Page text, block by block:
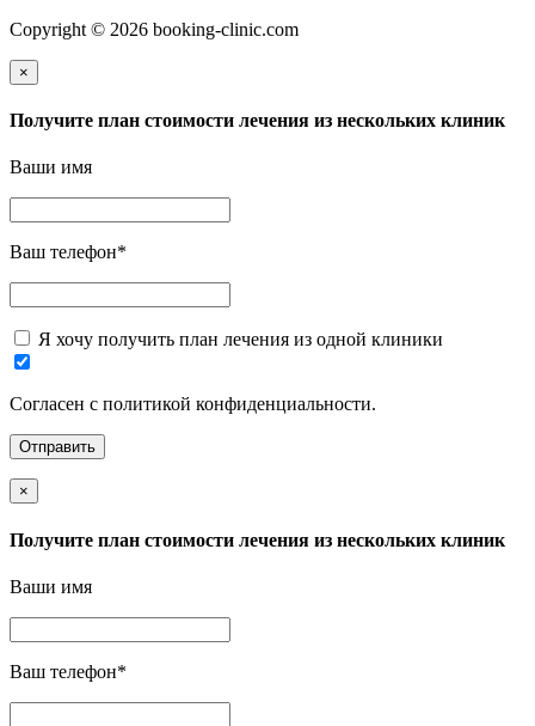
Copyright © 2026 booking-clinic.com
×
Получите план стоимости лечения из нескольких клиник
Ваши имя
Ваш телефон*
Я хочу получить план лечения из одной клиники
Согласен с политикой конфиденциальности.
×
Получите план стоимости лечения из нескольких клиник
Ваши имя
Ваш телефон*